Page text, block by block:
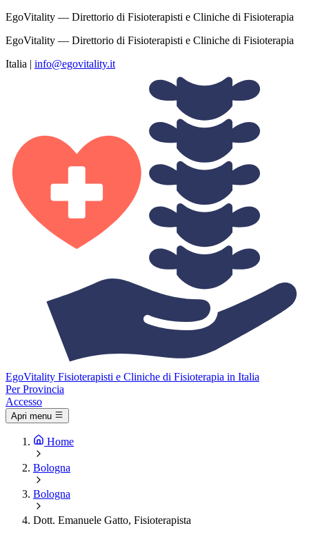
EgoVitality — Direttorio di Fisioterapisti e Cliniche di Fisioterapia
EgoVitality — Direttorio di Fisioterapisti e Cliniche di Fisioterapia
Italia | info@egovitality.it
EgoVitality Fisioterapisti e Cliniche di Fisioterapia in Italia
Per Provincia
Accesso
Apri menu
Home
Bologna
Bologna
Dott. Emanuele Gatto, Fisioterapista